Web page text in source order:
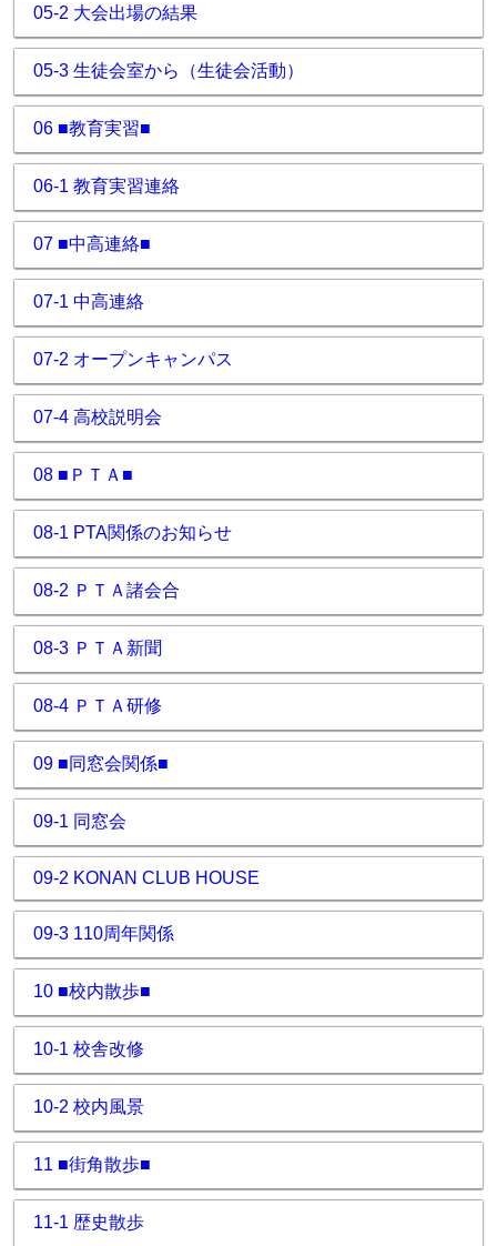
05-2 大会出場の結果
05-3 生徒会室から（生徒会活動）
06 ■教育実習■
06-1 教育実習連絡
07 ■中高連絡■
07-1 中高連絡
07-2 オープンキャンパス
07-4 高校説明会
08 ■ＰＴＡ■
08-1 PTA関係のお知らせ
08-2 ＰＴＡ諸会合
08-3 ＰＴＡ新聞
08-4 ＰＴＡ研修
09 ■同窓会関係■
09-1 同窓会
09-2 KONAN CLUB HOUSE
09-3 110周年関係
10 ■校内散歩■
10-1 校舎改修
10-2 校内風景
11 ■街角散歩■
11-1 歴史散歩